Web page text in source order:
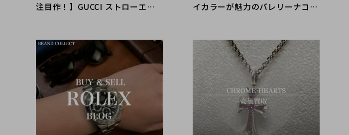
注目作！】GUCCI ストローエフ
レクト原宿竹下通り店のオススメ
アイテムをご紹介！｜原宿エリア
でブランド買取も受付中
イカラーが魅力のバレリーナココ